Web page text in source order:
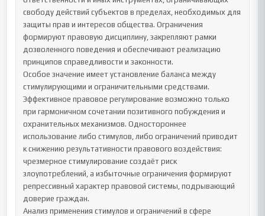
свободу действий субъектов в пределах, необходимых для
защиты прав и интересов общества. Ограничения
формируют правовую дисциплину, закрепляют рамки
дозволенного поведения и обеспечивают реализацию
принципов справедливости и законности.
Особое значение имеет установление баланса между
стимулирующими и ограничительными средствами.
Эффективное правовое регулирование возможно только
при гармоничном сочетании позитивного побуждения и
охранительных механизмов. Одностороннее
использование либо стимулов, либо ограничений приводит
к снижению результативности правового воздействия:
чрезмерное стимулирование создаёт риск
злоупотреблений, а избыточные ограничения формируют
репрессивный характер правовой системы, подрывающий
доверие граждан.
Анализ применения стимулов и ограничений в сфере